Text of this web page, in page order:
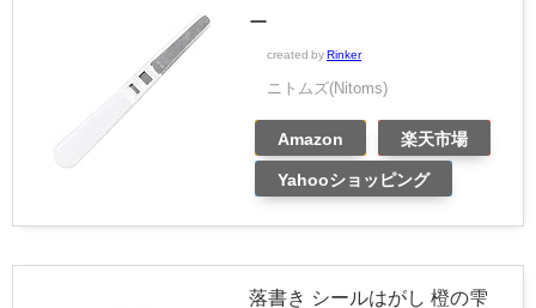
ー
created by Rinker
ニトムズ(Nitoms)
Amazon 楽天市場
Yahooショッピング
落書き シールはがし 橙の雫